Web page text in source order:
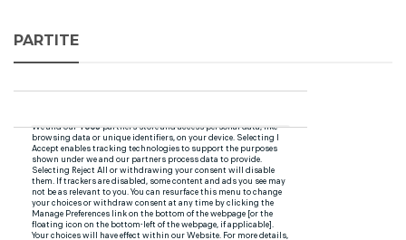
PARTITE